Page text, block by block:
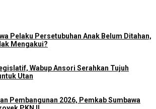
Pelaku Persetubuhan Anak Belum Ditahan,
Mengakui?
Wabup Ansori Serahkan Tujuh
Utan
Pembangunan 2026, Pemkab Sumbawa